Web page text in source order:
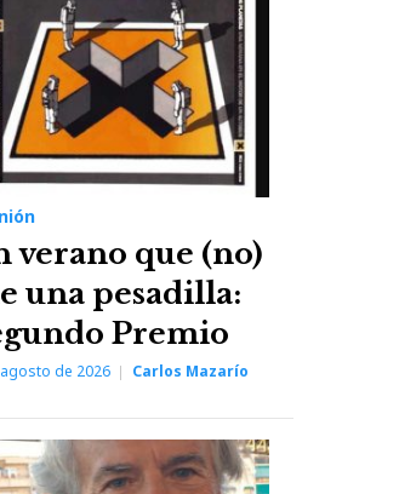
verano que (no)
una pesadilla:
Premio
de 2026 Carlos Mazarío